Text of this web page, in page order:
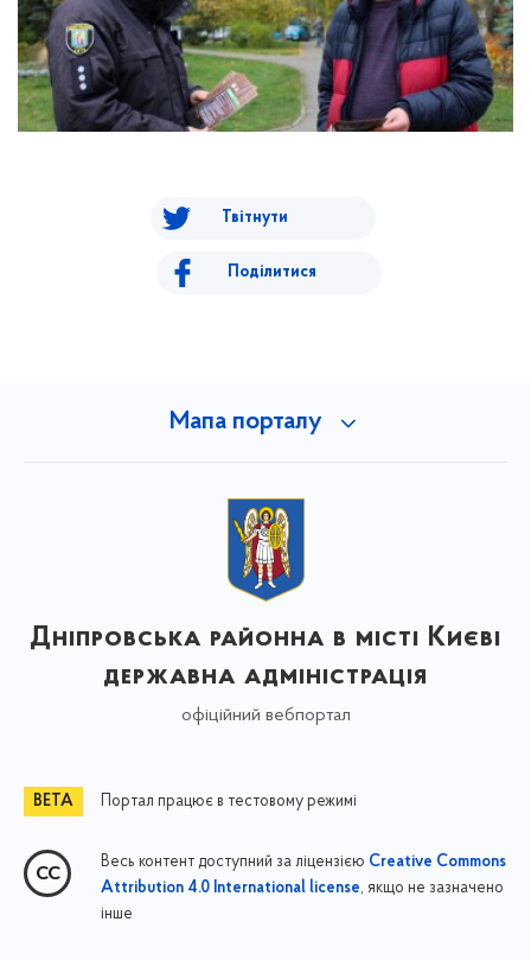
Твітнути
Поділитися
Мапа порталу
Дніпровська районна в місті Києві
державна адміністрація
офіційний вебпортал
Портал працює в тестовому режимі
Весь контент доступний за ліцензією Creative Commons
Attribution 4.0 International license, якщо не зазначено
інше